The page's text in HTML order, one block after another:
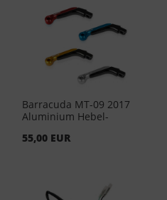
Barracuda MT-09 2017
Aluminium Hebel-
55,00 EUR